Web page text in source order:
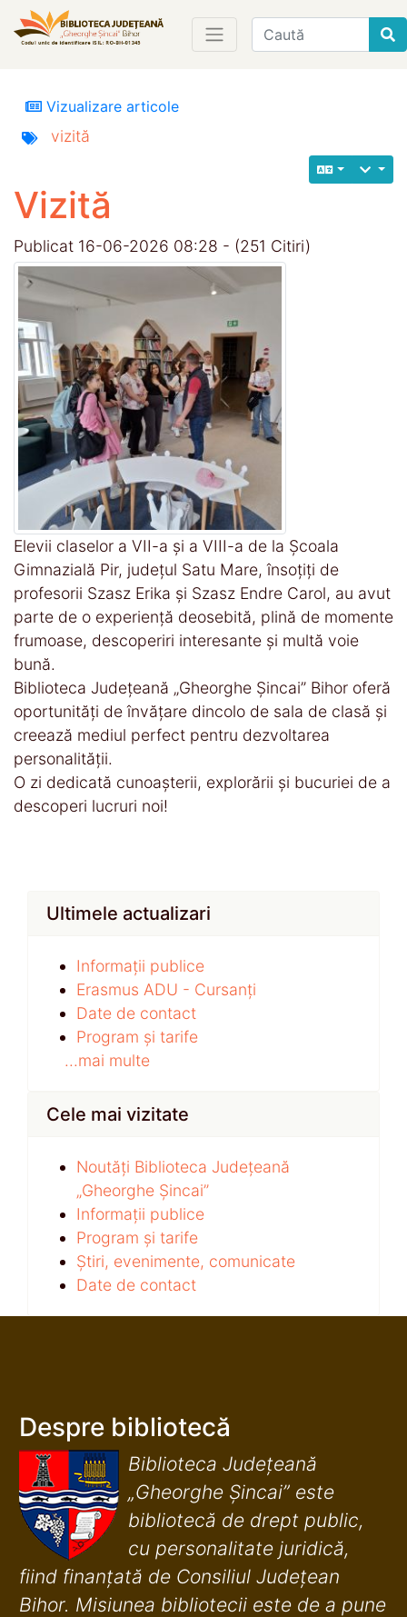
Find
Vizualizare articole
vizită
Vizită
Publicat 16-06-2026 08:28 - (251 Citiri)
Elevii claselor a VII-a și a VIII-a de la Școala
Gimnazială Pir, județul Satu Mare, însoțiți de
profesorii Szasz Erika și Szasz Endre Carol, au avut
parte de o experiență deosebită, plină de momente
frumoase, descoperiri interesante și multă voie
bună.
Biblioteca Județeană „Gheorghe Șincai” Bihor oferă
oportunități de învățare dincolo de sala de clasă și
creează mediul perfect pentru dezvoltarea
personalității.
O zi dedicată cunoașterii, explorării și bucuriei de a
descoperi lucruri noi!
Ultimele actualizari
Informații publice
Erasmus ADU - Cursanți
Date de contact
Program și tarife
...mai multe
Cele mai vizitate
Noutăți Biblioteca Județeană
„Gheorghe Șincai”
Informații publice
Program și tarife
Știri, evenimente, comunicate
Date de contact
Despre bibliotecă
Biblioteca Județeană
„Gheorghe Șincai” este
bibliotecă de drept public,
cu personalitate juridică,
fiind finanţată de Consiliul Judeţean
Bihor. Misiunea bibliotecii este de a pune